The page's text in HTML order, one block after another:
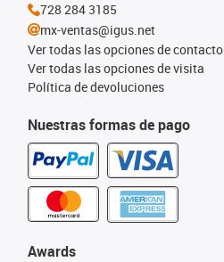
Nuestras formas de pago
Awards
728 284 3185
mx-ventas@igus.net
Ver todas las opciones de contacto
Ver todas las opciones de visita
Política de devoluciones